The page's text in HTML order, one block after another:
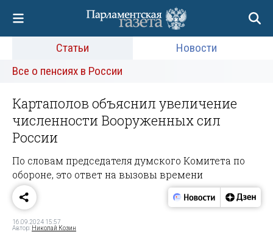
Статьи
Новости
Все о пенсиях в России
Картаполов объяснил увеличение
численности Вооруженных сил
России
По словам председателя думского Комитета по
обороне, это ответ на вызовы времени
16.09.2024 15:57
Автор: Николай Козин